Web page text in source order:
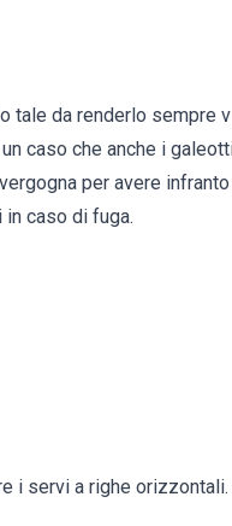
tale da renderlo sempre
caso che anche i
per avere
caso di fuga.
i servi a righe orizzontali.